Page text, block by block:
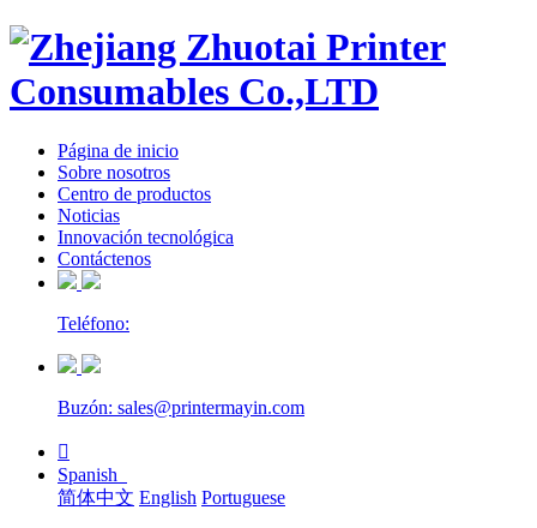
Página de inicio
Sobre nosotros
Centro de productos
Noticias
Innovación tecnológica
Contáctenos
Teléfono:
Buzón: sales@printermayin.com

Spanish
简体中文 English Portuguese